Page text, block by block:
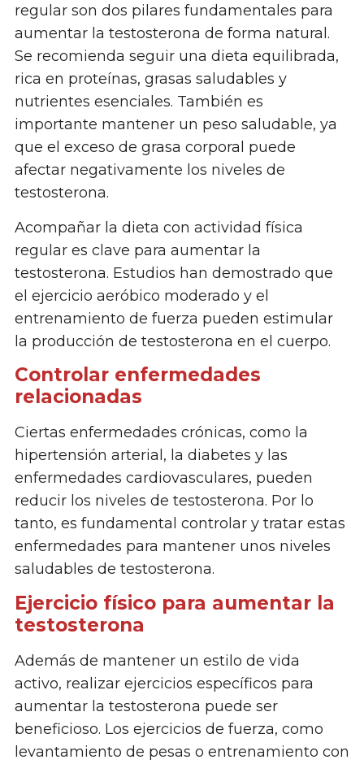
regular son dos pilares fundamentales para
aumentar la testosterona de forma natural.
Se recomienda seguir una dieta equilibrada,
rica en proteínas, grasas saludables y
nutrientes esenciales. También es
importante mantener un peso saludable, ya
que el exceso de grasa corporal puede
afectar negativamente los niveles de
testosterona.
Acompañar la dieta con actividad física
regular es clave para aumentar la
testosterona. Estudios han demostrado que
el ejercicio aeróbico moderado y el
entrenamiento de fuerza pueden estimular
la producción de testosterona en el cuerpo.
Controlar enfermedades
relacionadas
Ciertas enfermedades crónicas, como la
hipertensión arterial, la diabetes y las
enfermedades cardiovasculares, pueden
reducir los niveles de testosterona. Por lo
tanto, es fundamental controlar y tratar estas
enfermedades para mantener unos niveles
saludables de testosterona.
Ejercicio físico para aumentar la
testosterona
Además de mantener un estilo de vida
activo, realizar ejercicios específicos para
aumentar la testosterona puede ser
beneficioso. Los ejercicios de fuerza, como
levantamiento de pesas o entrenamiento con